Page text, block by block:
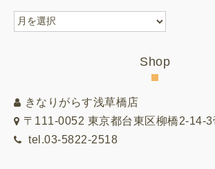
月
別
Shop
きなりがらす浅草橋店
〒111-0052 東京都台東区柳橋2-14-3
tel.03-5822-2518